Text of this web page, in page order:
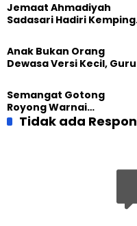
Jemaat Ahmadiyah
Sadasari Hadiri Kemping
Majalengka
Anak Bukan Orang
Dewasa Versi Kecil, Guru
Pendidikan BERLIAN
Semangat Gotong
Royong Warnai
Pembangunan Kembali
Tidak ada Respon